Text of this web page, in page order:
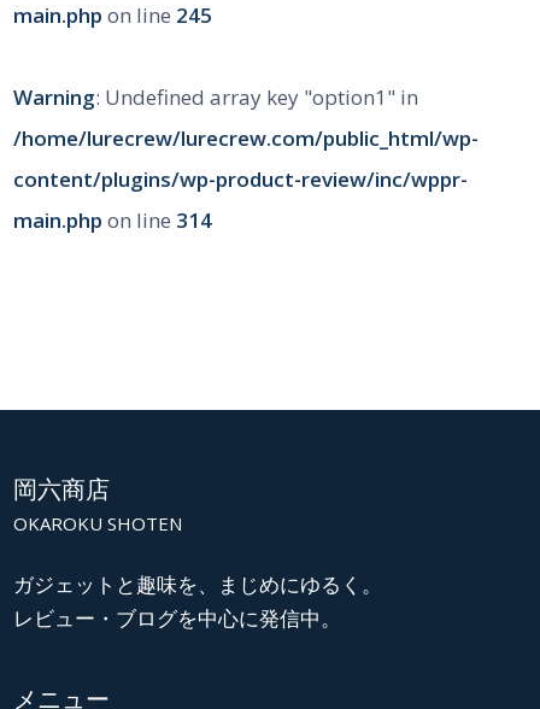
main.php on line 245
Warning: Undefined array key "option1" in
/home/lurecrew/lurecrew.com/public_html/wp-
content/plugins/wp-product-review/inc/wppr-
main.php on line 314
岡六商店
OKAROKU SHOTEN
ガジェットと趣味を、まじめにゆるく。
レビュー・ブログを中心に発信中。
メニュー